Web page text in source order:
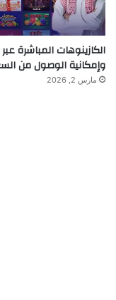
الكازينوهات المباشرة عبر
وإمكانية الوصول من
مارس 2, 2026